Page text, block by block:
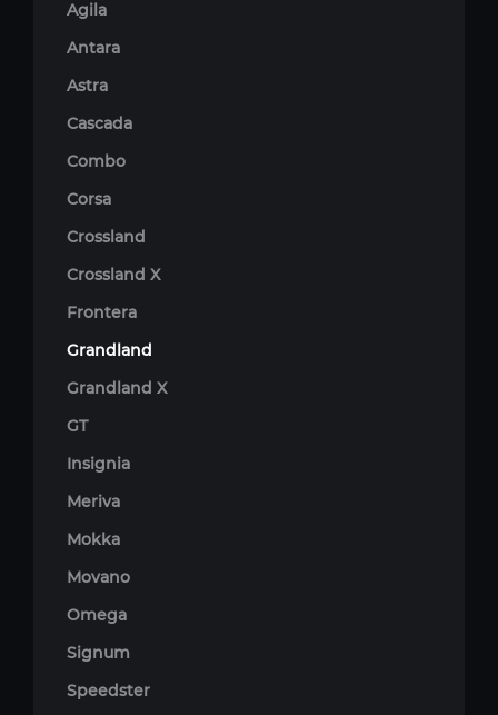
Agila
Antara
Astra
Cascada
Combo
Corsa
Crossland
Crossland X
Frontera
Grandland
Grandland X
GT
Insignia
Meriva
Mokka
Movano
Omega
Signum
Speedster